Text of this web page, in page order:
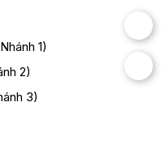
1)
2)
3)